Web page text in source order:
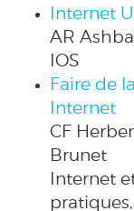
Internet
AR
IOS
Faire de
Internet
CF
Brunet
Internet